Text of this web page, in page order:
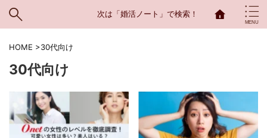
次は「婚活ノート」で検索！
HOME >30代向け
30代向け